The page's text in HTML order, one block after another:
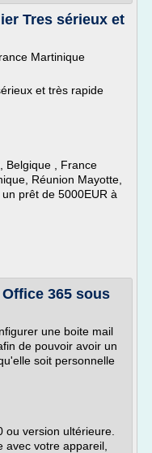
Tres sérieux et
Martinique
et très rapide
Belgique , France
Réunion Mayotte,
prêt de 5000EUR à
365 sous
une boite mail
de pouvoir avoir un
soit personnelle
ou version ultérieure.
avec votre appareil,